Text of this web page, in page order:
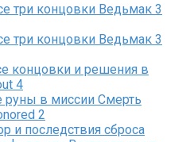
три концовки Ведьмак 3
три концовки Ведьмак 3
концовки и решения в
4
руны в миссии Смерть
2
и последствия сброса